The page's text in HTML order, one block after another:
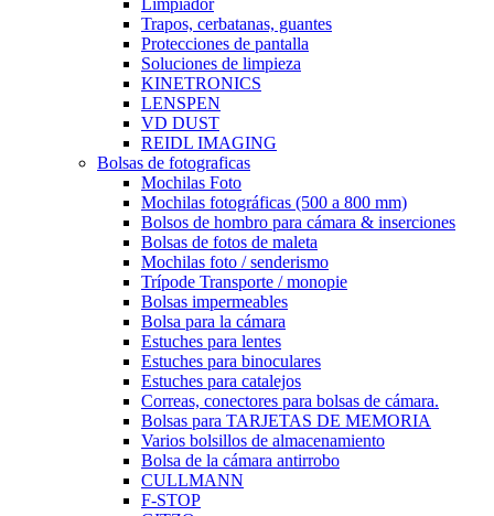
Limpiador
Trapos, cerbatanas, guantes
Protecciones de pantalla
Soluciones de limpieza
KINETRONICS
LENSPEN
VD DUST
REIDL IMAGING
Bolsas de fotograficas
Mochilas Foto
Mochilas fotográficas (500 a 800 mm)
Bolsos de hombro para cámara & inserciones
Bolsas de fotos de maleta
Mochilas foto / senderismo
Trípode Transporte / monopie
Bolsas impermeables
Bolsa para la cámara
Estuches para lentes
Estuches para binoculares
Estuches para catalejos
Correas, conectores para bolsas de cámara.
Bolsas para TARJETAS DE MEMORIA
Varios bolsillos de almacenamiento
Bolsa de la cámara antirrobo
CULLMANN
F-STOP